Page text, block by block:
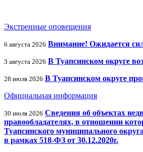
Экстренные оповещения
6 августа 2026 Внимание! Ожидается
3 августа 2026 В Туапсинском округе
28 июля 2026 В Туапсинском округе
Официальная информация
30 июля 2026 Сведения об объектах
правообладателях, в отношении
Туапсинского муниципального
в рамках 518-ФЗ от 30.12.2020г.